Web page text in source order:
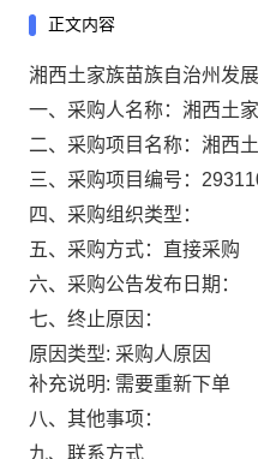
正文内容
湘西土家族苗族自治州发
一、采购人名称： 湘西土
二、采购项目名称： 湘西
三、采购项目编号：
四、采购组织类型：
五、采购方式： 直接采购
六、采购公告发布日期：
七、终止原因：
原因类型: 采购人原因
补充说明: 需要重新下单
八、其他事项：
九、联系方式